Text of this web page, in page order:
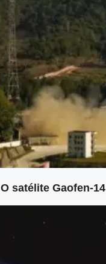
O satélite Gaofen-14